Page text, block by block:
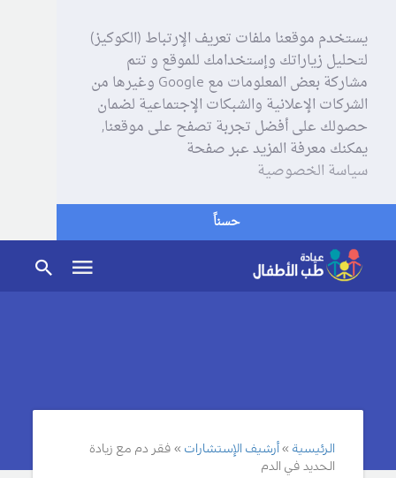
يستخدم موقعنا ملفات تعريف الإرتباط (الكوكيز)
لتحليل زياراتك وإستخدامك للموقع و تتم
مشاركة بعض المعلومات مع Google وغيرها من
الشركات الإعلانية والشبكات الإجتماعية لضمان
حصولك على أفضل تجربة تصفح على موقعنا,
يمكنك معرفة المزيد عبر صفحة
سياسة الخصوصية
حسناً
الرئيسية أرشيف الإستشارات
فقر دم مع زيادة
الحديد في الدم